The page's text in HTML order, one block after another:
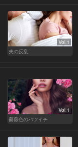
Vol.1
夫の反乱
Vol.1
薔薇色のバツイチ